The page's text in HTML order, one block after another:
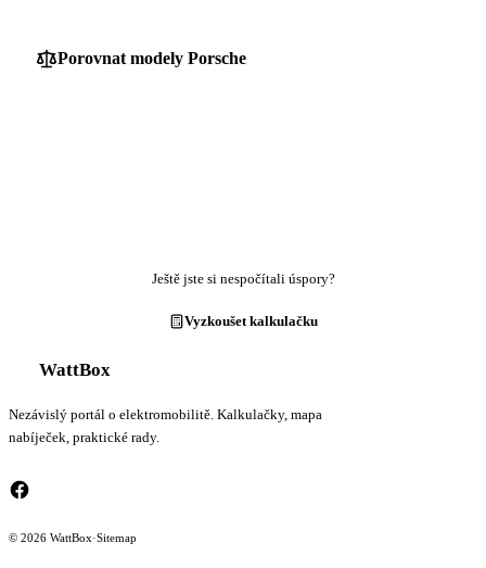
Porovnat modely Porsche
Ještě jste si nespočítali úspory?
Vyzkoušet kalkulačku
WattBox
Nezávislý portál o elektromobilitě. Kalkulačky, mapa
nabíječek, praktické rady.
© 2026 WattBox·Sitemap